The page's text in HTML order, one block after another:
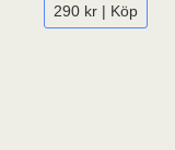
290 kr | Köp